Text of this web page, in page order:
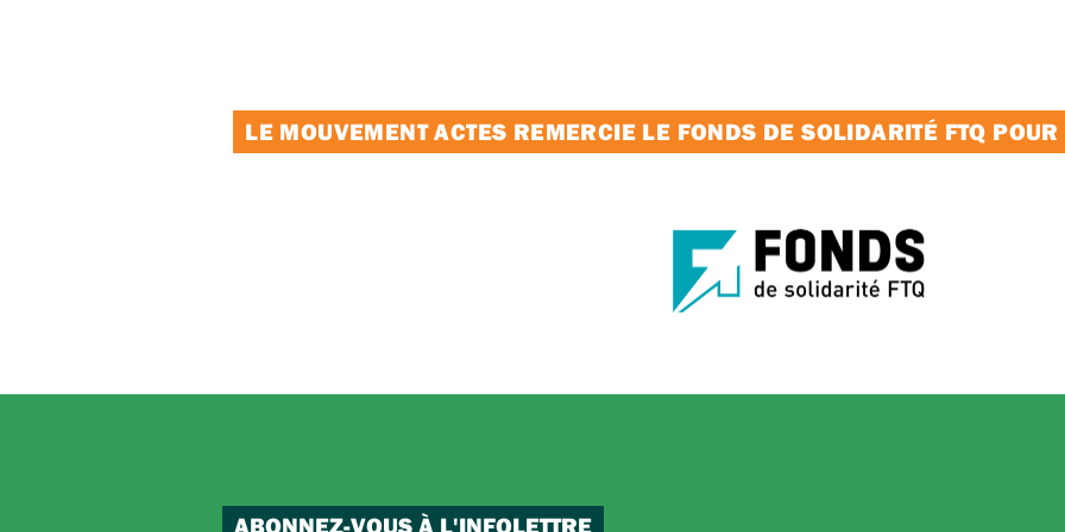
LE MOUVEMENT ACTES REMERCIE LE FONDS DE SOLIDARITÉ FTQ
ABONNEZ-VOUS À L'INFOLETTRE